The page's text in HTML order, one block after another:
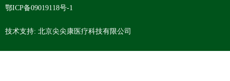
鄂ICP备09019118号-1
技术支持: 北京尖尖康医疗科技有限公司